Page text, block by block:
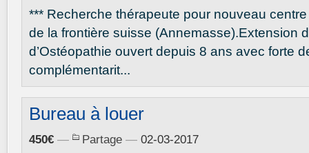
*** Recherche thérapeute pour nouveau
de la frontière suisse (Annemasse).Extension
d’Ostéopathie ouvert depuis 8 ans avec forte
complémentarit...
Bureau à louer
450€ — Partage — 02-03-2017